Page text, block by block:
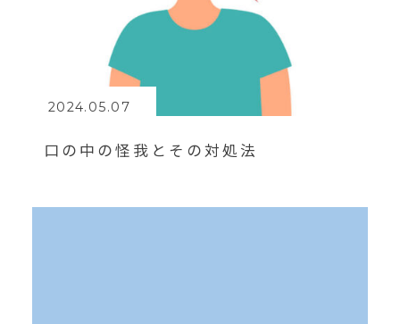
2024.05.07
口の中の怪我とその対処法